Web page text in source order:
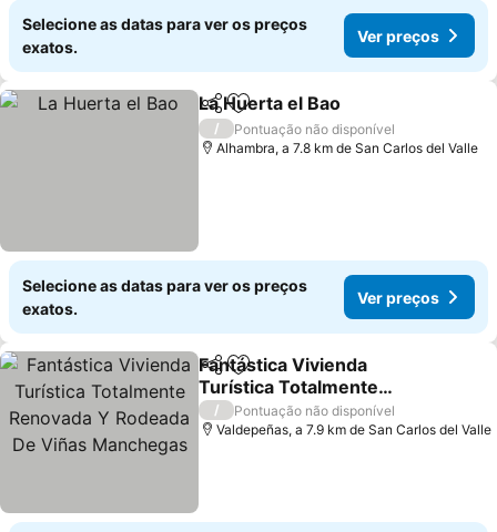
Selecione as datas para ver os preços
exatos.
Ver preços
PartilharAdicionar aos favoritos
La Huerta el Bao
/
Pontuação não disponível
Alhambra, a 7.8 km de San Carlos del Valle
Selecione as datas para ver os preços
exatos.
Ver preços
PartilharAdicionar aos favoritos
Fantástica Vivienda
Turística Totalmente
Renovada Y Rodeada De
Viñas Manchegas
/
Pontuação não disponível
Valdepeñas, a 7.9 km de San Carlos del Valle